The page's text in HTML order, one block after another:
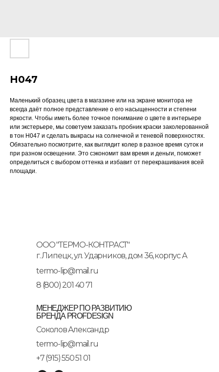
H047
Маленький образец цвета в магазине или на экране монитора не
всегда даёт полное представление о его насыщенности и степени
яркости. Чтобы иметь более точное понимание о цвете в интерьере
или экстерьере, мы советуем заказать пробник краски заколерованной
в тон H047 и сделать выкрасы на солнечной и теневой поверхностях.
Обязательно посмотрите, как выглядит колер в разное время суток и
при разном освещении. Это сэкономит вам время и деньги, поможет
определиться с выбором оттенка и избавит от перекрашивания всей
площади.
ООО "ТЕРМО-КОНТРАСТ"
г. Липецк, ул. Ударников, дом 36, корпус А
termo-lip@mail.ru
8 (800) 201 40 71
Соколов Александр
termo-lip@mail.ru
+7 (915) 550 51 01
МЕНЕДЖЕР ПО РАЗВИТИЮ
БРЕНДА PROFDESIGN